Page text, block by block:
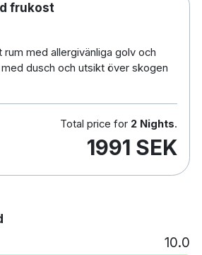
och lobbyshop
kontakta hotellets
frukost
rum med allergivänliga golv och
dusch och utsikt över skogen
Total price for 2 Nights.
1991 SEK
10.0